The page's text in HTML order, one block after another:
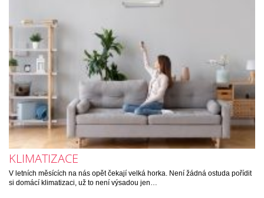
KLIMATIZACE
V letních měsících na nás opět čekají velká horka. Není žádná ostuda pořídit
si domácí klimatizaci, už to není výsadou jen…